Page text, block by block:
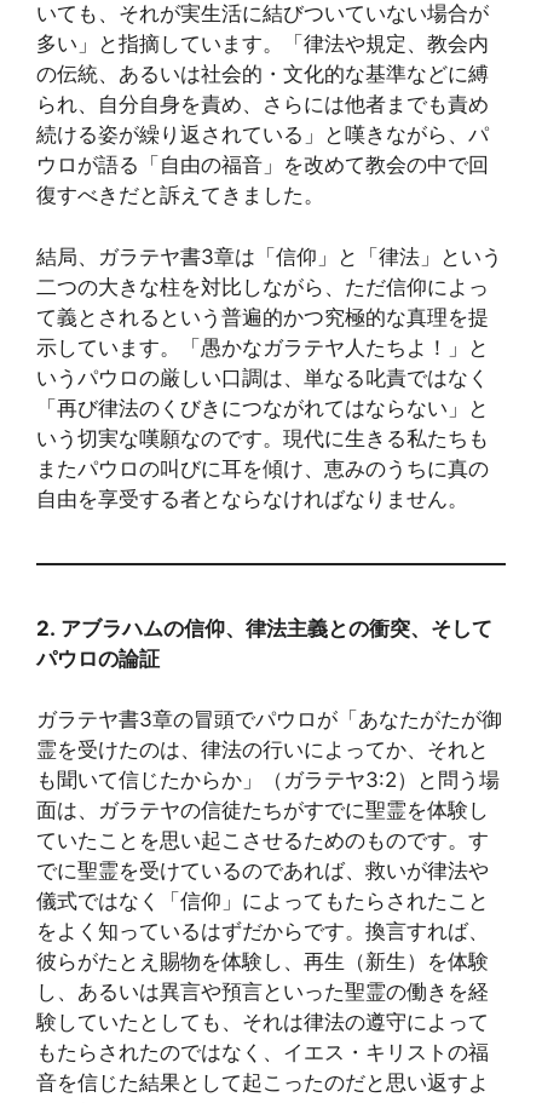
いても、それが実生活に結びついていない場合が
多い」と指摘しています。「律法や規定、教会内
の伝統、あるいは社会的・文化的な基準などに縛
られ、自分自身を責め、さらには他者までも責め
続ける姿が繰り返されている」と嘆きながら、パ
ウロが語る「自由の福音」を改めて教会の中で回
復すべきだと訴えてきました。
結局、ガラテヤ書3章は「信仰」と「律法」という
二つの大きな柱を対比しながら、ただ信仰によっ
て義とされるという普遍的かつ究極的な真理を提
示しています。「愚かなガラテヤ人たちよ！」と
いうパウロの厳しい口調は、単なる叱責ではなく
「再び律法のくびきにつながれてはならない」と
いう切実な嘆願なのです。現代に生きる私たちも
またパウロの叫びに耳を傾け、恵みのうちに真の
自由を享受する者とならなければなりません。
2. アブラハムの信仰、律法主義との衝突、そして
パウロの論証
ガラテヤ書3章の冒頭でパウロが「あなたがたが御
霊を受けたのは、律法の行いによってか、それと
も聞いて信じたからか」（ガラテヤ3:2）と問う場
面は、ガラテヤの信徒たちがすでに聖霊を体験し
ていたことを思い起こさせるためのものです。す
でに聖霊を受けているのであれば、救いが律法や
儀式ではなく「信仰」によってもたらされたこと
をよく知っているはずだからです。換言すれば、
彼らがたとえ賜物を体験し、再生（新生）を体験
し、あるいは異言や預言といった聖霊の働きを経
験していたとしても、それは律法の遵守によって
もたらされたのではなく、イエス・キリストの福
音を信じた結果として起こったのだと思い返すよ